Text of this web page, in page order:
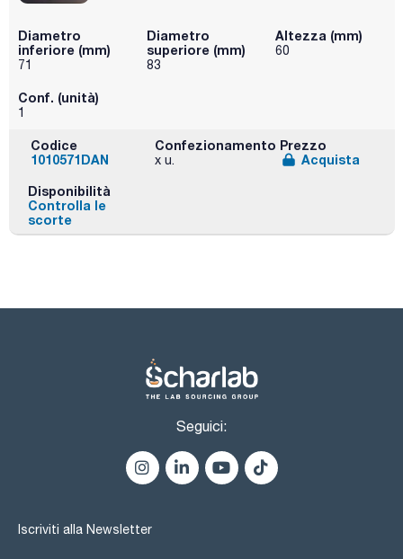
Diametro
inferiore (mm)
71
Diametro
superiore (mm)
83
Altezza (mm)
60
Conf. (unità)
1
Codice
1010571DAN
Confezionamento
x u.
Prezzo
Acquista
Disponibilità
Controlla le
scorte
Seguici:
Iscriviti alla Newsletter